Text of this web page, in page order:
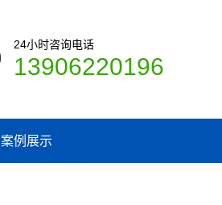
24小时咨询电话
13906220196
案例展示